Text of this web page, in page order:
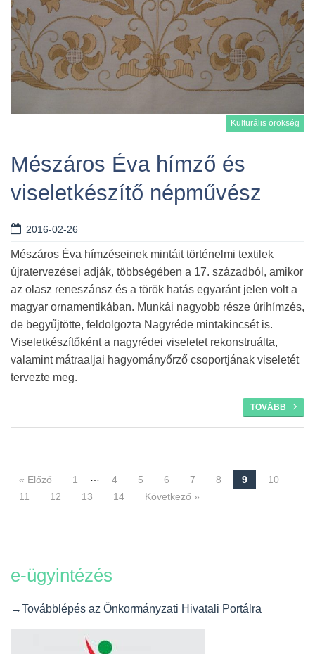
Kulturális örökség
Mészáros Éva hímző és
viseletkészítő népművész
2016-02-26
Mészáros Éva hímzéseinek mintáit történelmi textilek
újratervezései adják, többségében a 17. századból, amikor
az olasz reneszánsz és a török hatás egyaránt jelen volt a
magyar ornamentikában. Munkái nagyobb része úrihímzés,
de begyűjtötte, feldolgozta Nagyréde mintakincsét is.
Viseletkészítőként a nagyrédei viseletet rekonstruálta,
valamint mátraaljai hagyományőrző csoportjának viseletét
tervezte meg.
TOVÁBB
Navigáció
« Előző 1 … 4 5 6 7 8 9
10
11
12 13 14 Következő »
e-ügyintézés
→Továbblépés az Önkormányzati Hivatali Portálra